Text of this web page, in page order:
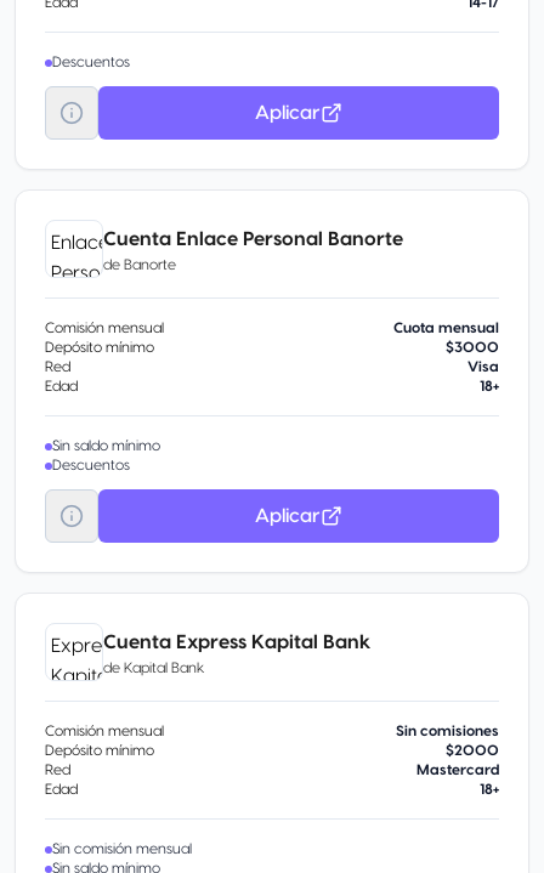
Descuentos
Aplicar
Cuenta Enlace Personal Banorte
de Banorte
Comisión mensual
Cuota mensual
Depósito mínimo
$3000
Red
Visa
Edad
18+
Sin saldo mínimo
Descuentos
Aplicar
Cuenta Express Kapital Bank
de Kapital Bank
Comisión mensual
Sin comisiones
Depósito mínimo
$2000
Red
Mastercard
Edad
18+
Sin comisión mensual
Sin saldo mínimo